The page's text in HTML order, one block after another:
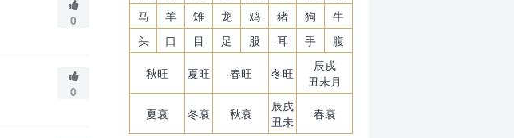
0
0
马
羊 雉 龙 鸡 猪 狗
牛
头
口 目 足 股 耳 手 腹
秋旺 夏旺 春旺 冬旺
辰戌
丑未月
夏衰 冬衰 秋衰
辰戌
丑未
春衰